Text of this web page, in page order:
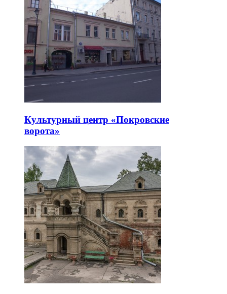
Культурный центр «Покровские
ворота»